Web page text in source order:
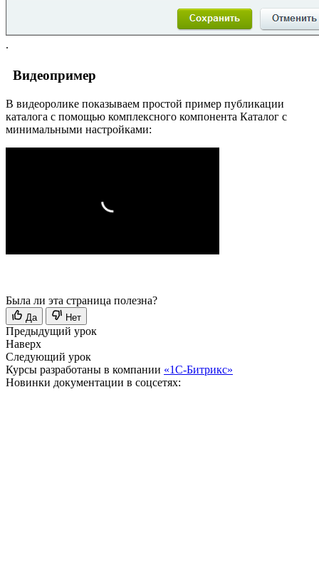
.
Видеопример
В видеоролике показываем простой пример публикации
каталога с помощью комплексного компонента Каталог с
минимальными настройками:
Была ли эта страница полезна?
Да Нет
Предыдущий урок
Наверх
Следующий урок
Курсы разработаны в компании «1С-Битрикс»
Новинки документации в соцсетях: